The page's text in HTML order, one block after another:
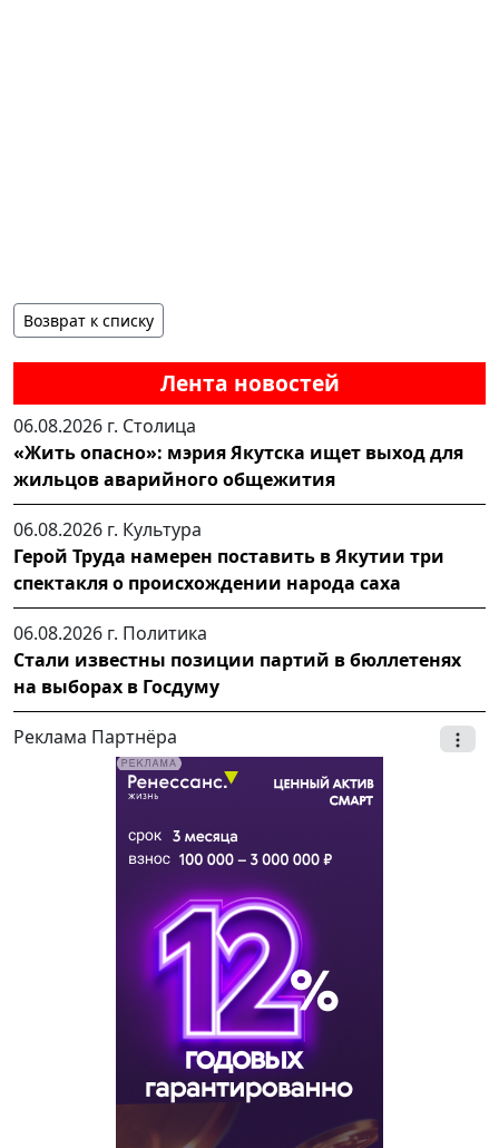
Лента новостей
06.08.2026 г. Столица
«Жить опасно»: мэрия Якутска ищет выход для
жильцов аварийного общежития
06.08.2026 г. Культура
Герой Труда намерен поставить в Якутии три
спектакля о происхождении народа саха
06.08.2026 г. Политика
Стали известны позиции партий в бюллетенях
на выборах в Госдуму
Реклама Партнёра
Возврат к списку